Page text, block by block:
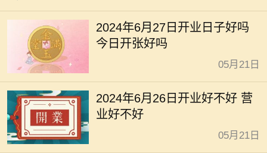
2024年6月27日开业日子好吗
今日开张好吗
05月21日
2024年6月26日开业好不好 营
业好不好
05月21日